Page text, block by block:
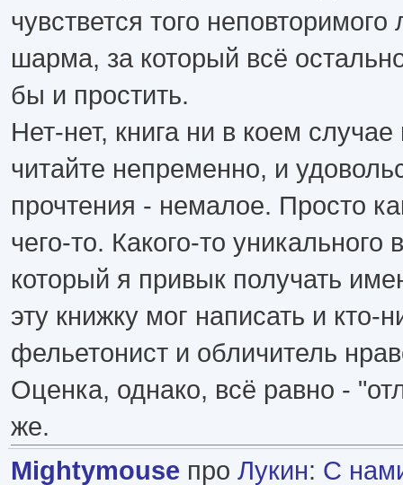
чувствется того неповторимого
шарма, за который всё
бы и простить.
Нет-нет, книга ни в коем
читайте непременно, и
прочтения - немалое. Просто
чего-то. Какого-то уникального
который я привык получать
эту книжку мог написать и кто-
фельетонист и обличитель
Оценка, однако, всё равно -
же.
Mightymouse про Лукин: С